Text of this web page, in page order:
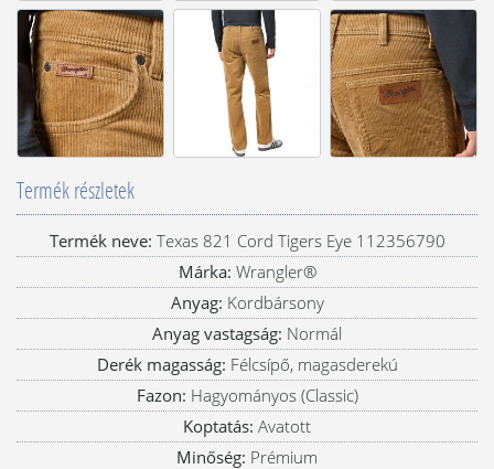
Termék részletek
Termék neve: Texas 821 Cord Tigers Eye 112356790
Márka: Wrangler®
Anyag: Kordbársony
Anyag vastagság: Normál
Derék magasság: Félcsípő, magasderekú
Fazon: Hagyományos (Classic)
Koptatás: Avatott
Minőség: Prémium